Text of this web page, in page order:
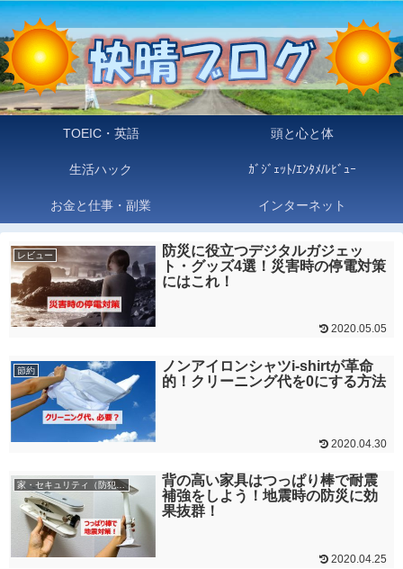
TOEIC・英語 頭と心と体
生活ハック ｶﾞｼﾞｪｯﾄ/ｴﾝﾀﾒ/ﾚﾋﾞｭｰ
お金と仕事・副業 インターネット
レビュー
防災に役立つデジタルガジェッ
ト・グッズ4選！災害時の停電対策
にはこれ！
2020.05.05
節約
ノンアイロンシャツi-shirtが革命
的！クリーニング代を0にする方法
2020.04.30
家・セキュリティ（防犯）など
背の高い家具はつっぱり棒で耐震
補強をしよう！地震時の防災に効
果抜群！
2020.04.25